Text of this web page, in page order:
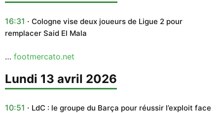
16:31
Cologne vise deux joueurs de Ligue 2 pour
remplacer Said El Mala
… footmercato.net
lundi 13 avril 2026
10:51
LdC : le groupe du Barça pour réussir l’exploit face